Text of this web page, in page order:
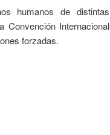
humanos de distintas
Convención Internacional
forzadas.